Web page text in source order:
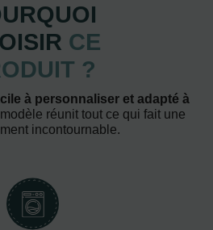
CE
?
à personnaliser et adapté à
réunit tout ce qui fait une
incontournable.